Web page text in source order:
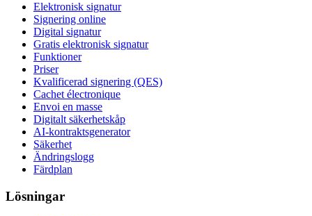
Elektronisk signatur
Signering online
Digital signatur
Gratis elektronisk signatur
Funktioner
Priser
Kvalificerad signering (QES)
Cachet électronique
Envoi en masse
Digitalt säkerhetskåp
AI-kontraktsgenerator
Säkerhet
Ändringslogg
Färdplan
Lösningar